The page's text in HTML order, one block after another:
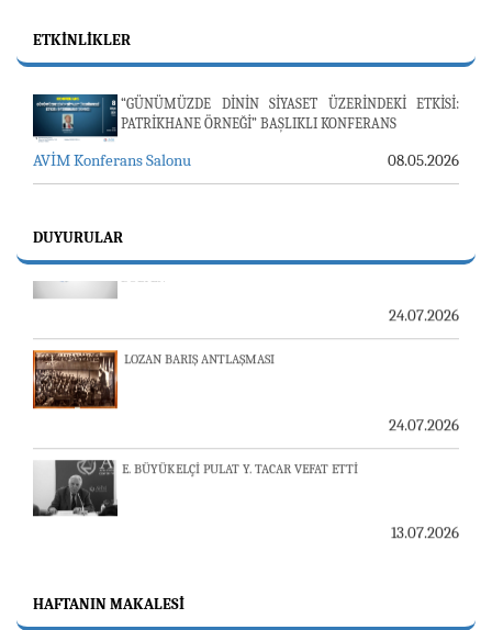
ETKINLIKLER
“GÜNÜMÜZDE DİNİN SİYASET ÜZERİNDEKİ ETKİSİ:
PATRİKHANE ÖRNEĞİ” BAŞLIKLI KONFERANS
AVİM Konferans Salonu 08.05.2026
DUYURULAR23-24 TEMMUZ SUNUCU SORUNU VE AVİM GÜNLÜK
LOZAN BARIŞ ANTLAŞMASI
E. BÜYÜKELÇİ PULAT Y. TACAR VEFAT ETTİ
HAFTANIN MAKALESI